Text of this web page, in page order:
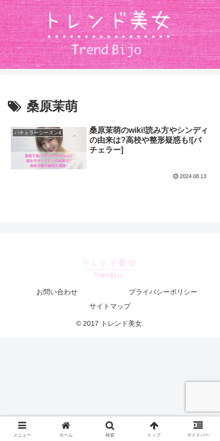
桑原茉萌
バチェラーシーズン4
桑原茉萌のwiki!読み方やシンディ
の由来は?高校や整形疑惑も![バ
チェラー]
2024.08.13
お問い合わせ
プライバシーポリシー
サイトマップ
© 2017 トレンド美女.
メニュー ホーム 検索 トップ サイドバー